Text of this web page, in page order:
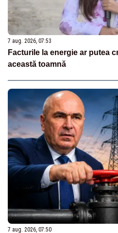
7 aug. 2026, 07:53
Facturile la energie ar putea
această toamnă
7 aug. 2026, 07:50